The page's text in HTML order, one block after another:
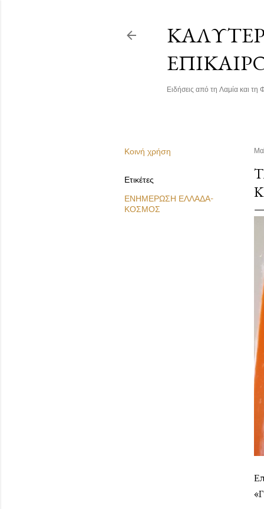
Ειδήσεις από τη Λαμία και τη
Κοινή χρήση
Ετικέτες
ΕΝΗΜΕΡΩΣΗ ΕΛΛΑΔΑ-
ΚΟΣΜΟΣ